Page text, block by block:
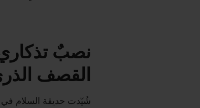
نصبٌ
القصف
شُيّدت حديقة السلام في